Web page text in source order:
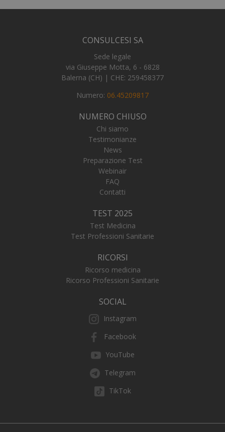
CONSULCESI SA
Sede legale
via Giuseppe Motta, 6 - 6828
Balerna (CH) | CHE: 259458377
Numero: 06.45209817
NUMERO CHIUSO
Chi siamo
Testimonianze
News
Preparazione Test
Webinair
FAQ
Contatti
TEST 2025
Test Medicina
Test Professioni Sanitarie
RICORSI
Ricorso medicina
Ricorso Professioni Sanitarie
SOCIAL
Instagram
Facebook
YouTube
Telegram
TikTok
www.numerochiuso.info
Google LLC
.numerochiuso.info
_ga_FZHNWL9SQ9
VISITOR_PRIVACY_METADATA